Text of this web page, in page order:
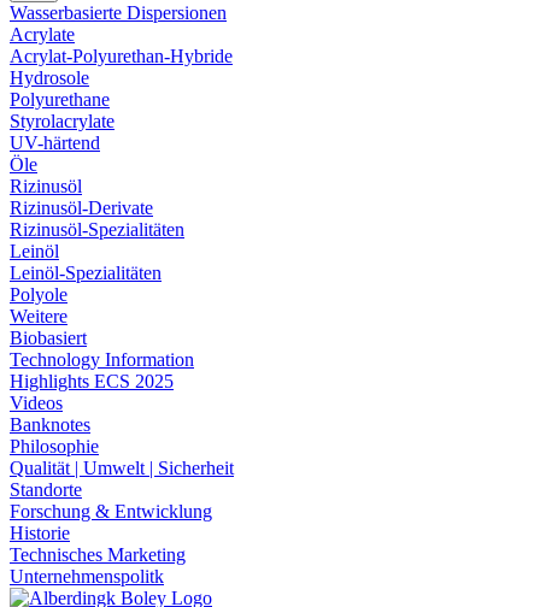
Wasserbasierte Dispersionen
Acrylate
Acrylat-Polyurethan-Hybride
Hydrosole
Polyurethane
Styrolacrylate
UV-härtend
Öle
Rizinusöl
Rizinusöl-Derivate
Rizinusöl-Spezialitäten
Leinöl
Leinöl-Spezialitäten
Polyole
Weitere
Biobasiert
Technology Information
Highlights ECS 2025
Videos
Banknotes
Philosophie
Qualität | Umwelt | Sicherheit
Standorte
Forschung & Entwicklung
Historie
Technisches Marketing
Unternehmenspolitk